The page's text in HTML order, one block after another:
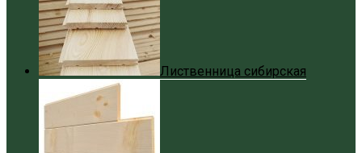
Лиственница сибирская